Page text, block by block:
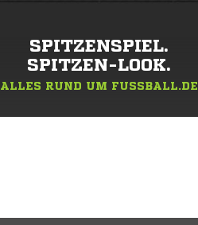
SPITZENSPIEL.
SPITZEN-LOOK.
ALLES RUND UM FUSSBALL.DE